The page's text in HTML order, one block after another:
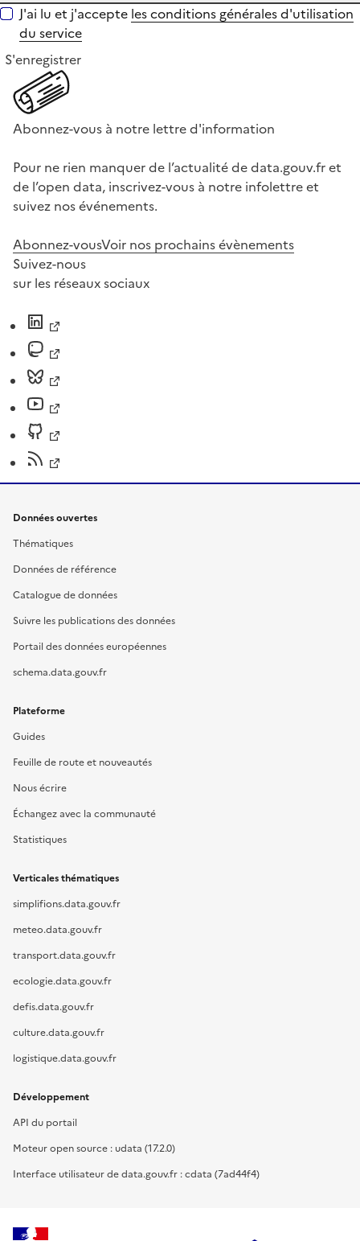
J'ai lu et j'accepte les conditions générales d'utilisation
du service
S'enregistrer
Abonnez-vous à notre lettre d'information
Pour ne rien manquer de l’actualité de data.gouv.fr et
de l’open data, inscrivez-vous à notre infolettre et
suivez nos événements.
Abonnez-vousVoir nos prochains évènements
Suivez-nous
sur les réseaux sociaux
Données ouvertes
Thématiques
Données de référence
Catalogue de données
Suivre les publications des données
Portail des données européennes
schema.data.gouv.fr
Plateforme
Guides
Feuille de route et nouveautés
Nous écrire
Échangez avec la communauté
Statistiques
Verticales thématiques
simplifions.data.gouv.fr
meteo.data.gouv.fr
transport.data.gouv.fr
ecologie.data.gouv.fr
defis.data.gouv.fr
culture.data.gouv.fr
logistique.data.gouv.fr
Développement
API du portail
Moteur open source : udata (17.2.0)
Interface utilisateur de data.gouv.fr : cdata (7ad44f4)